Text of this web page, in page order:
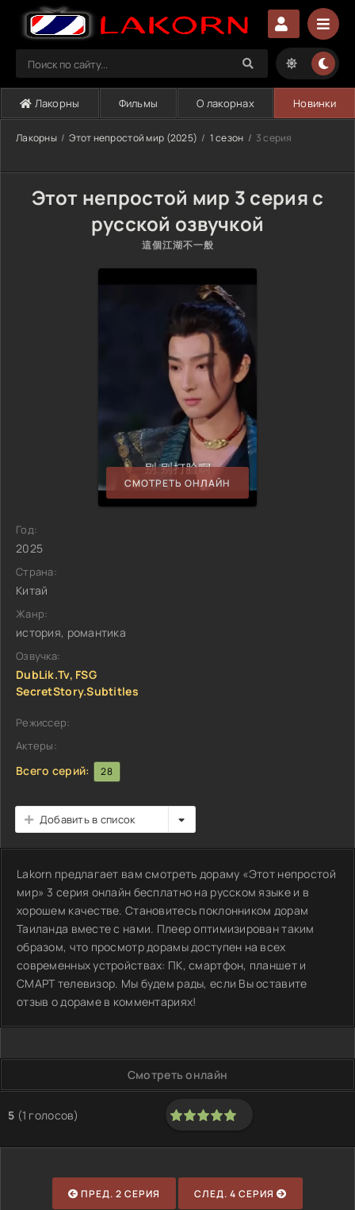
Лакорны Фильмы О лакорнах Новинки
Лакорны Этот непростой мир (2025) 1 сезон 3 серия
Этот непростой мир 3 серия с
русской озвучкой
這個江湖不一般
СМОТРЕТЬ ОНЛАЙН
Год:
2025
Страна:
Китай
Жанр:
история, романтика
Озвучка:
DubLik.Tv, FSG
SecretStory.Subtitles
Режиссер:
Актеры:
Всего серий: 28
Добавить в список
Lakorn предлагает вам смотреть дораму «Этот непростой
мир» 3 серия онлайн бесплатно на русском языке и в
хорошем качестве. Становитесь поклонником дорам
Таиланда вместе с нами. Плеер оптимизирован таким
образом, что просмотр дорамы доступен на всех
современных устройствах: ПК, смартфон, планшет и
СМАРТ телевизор. Мы будем рады, если Вы оставите
отзыв о дораме в комментариях!
Смотреть онлайн
5 (1 голосов)
100
ПРЕД. 2 СЕРИЯ СЛЕД. 4 СЕРИЯ